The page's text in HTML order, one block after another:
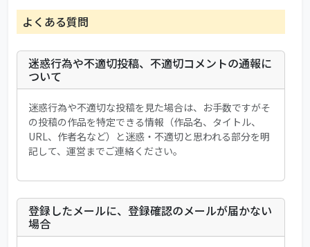
よくある質問
迷惑行為や不適切投稿、不適切コメントの通報に
ついて
迷惑行為や不適切な投稿を見た場合は、お手数ですがそ
の投稿の作品を特定できる情報（作品名、タイトル、
URL、作者名など）と迷惑・不適切と思われる部分を明
記して、運営までご連絡ください。
登録したメールに、登録確認のメールが届かない
場合